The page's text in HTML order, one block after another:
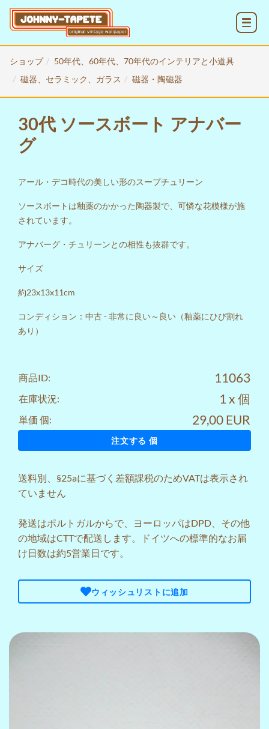
ショップ
50年代、60年代、70年代のインテリアと小道具
磁器、セラミック、ガラス
磁器・陶磁器
30代 ソースボート アナバー
グ
アール・デコ時代の美しい形のスープチュリーン
ソースボートは釉薬のかかった陶器製で、可憐な花模様が施
されています。
アナバーグ・チュリーンとの相性も抜群です。
サイズ
約23x13x11cm
コンディション：中古 - 非常に良い～良い（釉薬にひび割れ
あり）
商品ID: 11063
在庫状況: 1 x 個
単価 個: 29,00 EUR
注文する 個
送料別、§25aに基づく差額課税のためVATは表示され
ていません
発送はポルトガルからで、ヨーロッパはDPD、その他
の地域はCTTで配送します。ドイツへの標準的なお届
け日数は約5営業日です。
ウィッシュリストに追加